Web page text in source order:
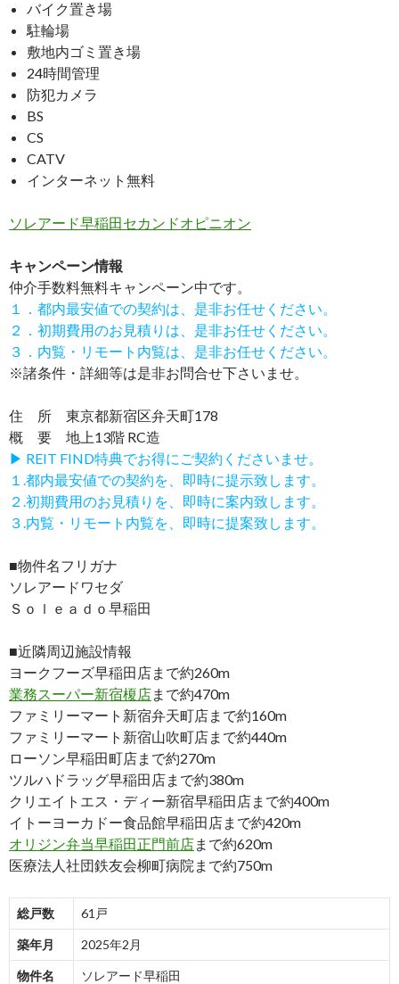
バイク置き場
駐輪場
敷地内ゴミ置き場
24時間管理
防犯カメラ
BS
CS
CATV
インターネット無料
ソレアード早稲田セカンドオピニオン
キャンペーン情報
仲介手数料無料キャンペーン中です。
１．都内最安値での契約は、是非お任せください。
２．初期費用のお見積りは、是非お任せください。
３．内覧・リモート内覧は、是非お任せください。
※諸条件・詳細等は是非お問合せ下さいませ。
住 所 東京都新宿区弁天町178
概 要 地上13階 RC造
▶ REIT FIND特典でお得にご契約くださいませ。
１.都内最安値での契約を、即時に提示致します。
２.初期費用のお見積りを、即時に案内致します。
３.内覧・リモート内覧を、即時に提案致します。
■物件名フリガナ
ソレアードワセダ
Ｓｏｌｅａｄｏ早稲田
■近隣周辺施設情報
ヨークフーズ早稲田店まで約260m
業務スーパー新宿榎店まで約470m
ファミリーマート新宿弁天町店まで約160m
ファミリーマート新宿山吹町店まで約440m
ローソン早稲田町店まで約270m
ツルハドラッグ早稲田店まで約380m
クリエイトエス・ディー新宿早稲田店まで約400m
イトーヨーカドー食品館早稲田店まで約420m
オリジン弁当早稲田正門前店まで約620m
医療法人社団鉄友会柳町病院まで約750m
総戸数 61戸
築年月 2025年2月
物件名 ソレアード早稲田